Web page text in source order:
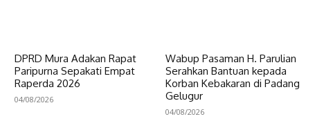
DPRD Mura Adakan Rapat
Paripurna Sepakati Empat
Raperda 2026
04/08/2026
Wabup Pasaman H. Parulian
Serahkan Bantuan kepada
Korban Kebakaran di Padang
Gelugur
04/08/2026